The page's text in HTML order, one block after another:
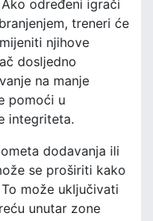
određeni igrači
treneri će
njihove
dosljedno
na manje
pomoći u
integriteta.
dodavanja ili
se proširiti kako
može uključivati
unutar zone